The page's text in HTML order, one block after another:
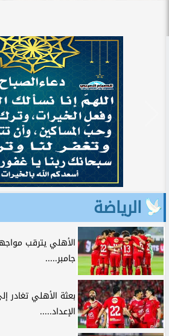
الرياضة
الأهلي يترقب
جامبر.....
بعثة الأهلي تغادر
الإعداد.....